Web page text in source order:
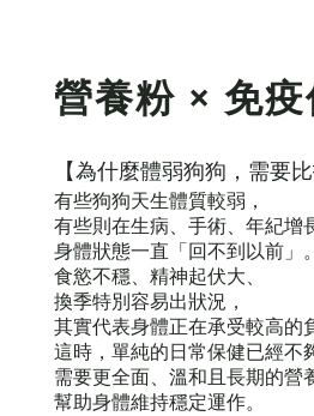
營養粉 × 免
【為什麼體弱狗狗，需要
有些狗狗天生體質較弱，
有些則在生病、手術、年紀增
身體狀態一直「回不到以前」。
食慾不穩、精神起伏大、
換季特別容易出狀況，
其實代表身體正在承受較高的
這時，單純的日常保健已經不
需要更全面、溫和且長期的營
幫助身體維持穩定運作。